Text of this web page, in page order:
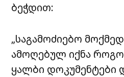
ბეჭდით:
„საგამოძიებო
ამოღებულ იქნა
ყალბი დოკუმენტები